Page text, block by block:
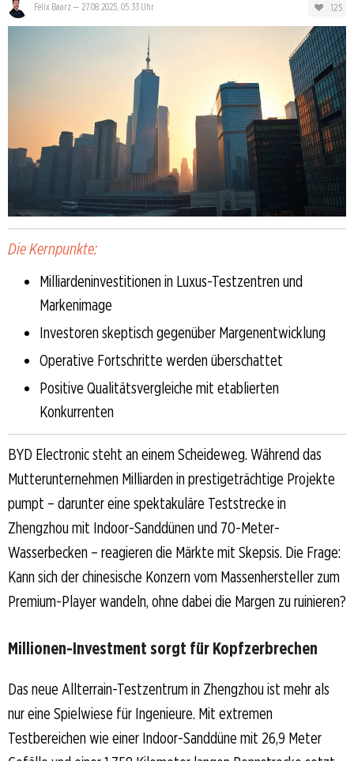
Felix Baarz— 27.08.2025, 05:33 Uhr 125
Die Kernpunkte:
Milliardeninvestitionen in Luxus-Testzentren und
Markenimage
Investoren skeptisch gegenüber Margenentwicklung
Operative Fortschritte werden überschattet
Positive Qualitätsvergleiche mit etablierten
Konkurrenten
BYD Electronic steht an einem Scheideweg. Während das
Mutterunternehmen Milliarden in prestigeträchtige Projekte
pumpt – darunter eine spektakuläre Teststrecke in
Zhengzhou mit Indoor-Sanddünen und 70-Meter-
Wasserbecken – reagieren die Märkte mit Skepsis. Die Frage:
Kann sich der chinesische Konzern vom Massenhersteller zum
Premium-Player wandeln, ohne dabei die Margen zu ruinieren?
Millionen-Investment sorgt für Kopfzerbrechen
Das neue Allterrain-Testzentrum in Zhengzhou ist mehr als
nur eine Spielwiese für Ingenieure. Mit extremen
Testbereichen wie einer Indoor-Sanddüne mit 26,9 Meter